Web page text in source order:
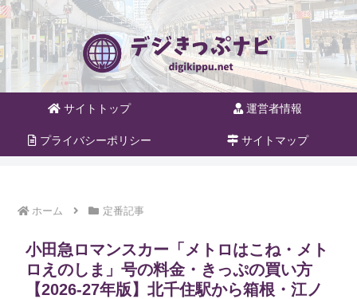
サイトトップ 運営者情報
プライバシーポリシー サイトマップ
ホーム 定番記事
小田急ロマンスカー「メトロはこね・メト
ロえのしま」号の料金・きっぷの買い方
【2026-27年版】北千住駅から箱根・江ノ